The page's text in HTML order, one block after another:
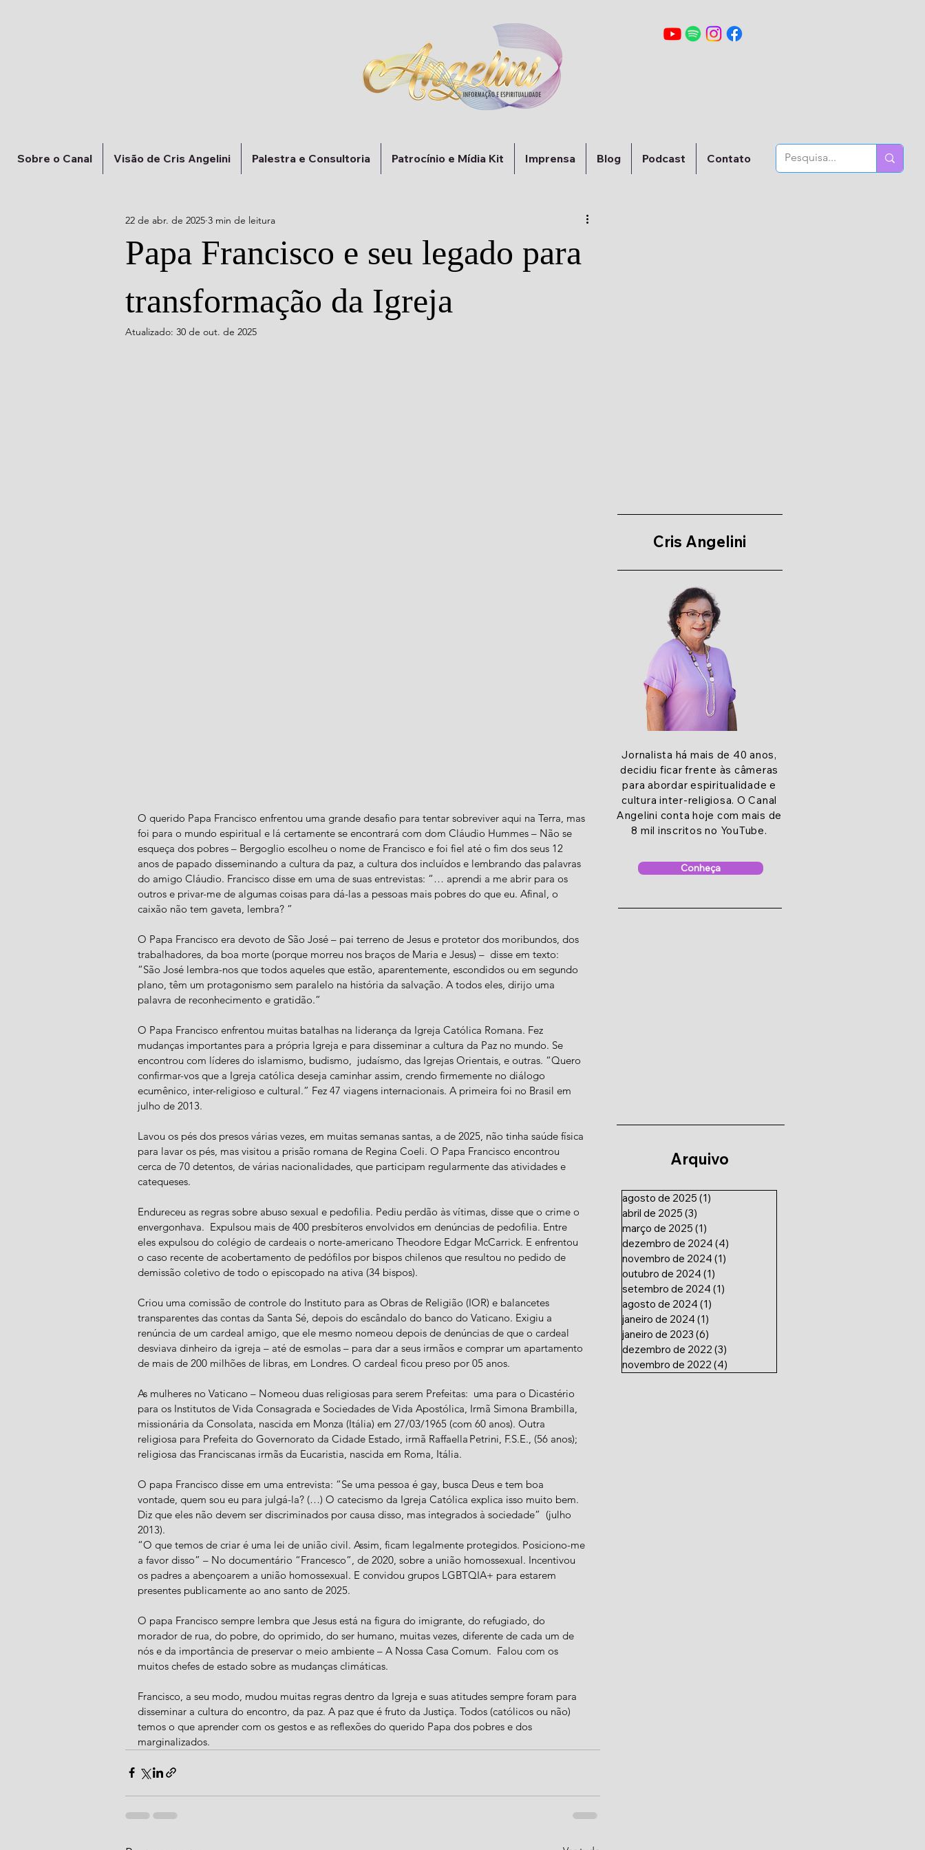
Sobre o Canal Visão de Cris Angelini Palestra e Consultoria Patrocínio e Mídia Kit Imprensa Blog Podcast Contato
Papa Francisco e seu legado para
transformação da Igreja
22 de abr. de 2025 3 min de leitura
Atualizado: 30 de out. de 2025
O querido Papa Francisco enfrentou uma grande desafio para tentar sobreviver aqui na Terra, mas
foi para o mundo espiritual e lá certamente se encontrará com dom Cláudio Hummes – Não se
esqueça dos pobres – Bergoglio escolheu o nome de Francisco e foi fiel até o fim dos seus 12
anos de papado disseminando a cultura da paz, a cultura dos incluídos e lembrando das palavras
do amigo Cláudio. Francisco disse em uma de suas entrevistas: “… aprendi a me abrir para os
outros e privar-me de algumas coisas para dá-las a pessoas mais pobres do que eu. Afinal, o
caixão não tem gaveta, lembra? ”
O Papa Francisco era devoto de São José – pai terreno de Jesus e protetor dos moribundos, dos
trabalhadores, da boa morte (porque morreu nos braços de Maria e Jesus) –  disse em texto:
“São José lembra-nos que todos aqueles que estão, aparentemente, escondidos ou em segundo
plano, têm um protagonismo sem paralelo na história da salvação. A todos eles, dirijo uma
palavra de reconhecimento e gratidão.”
O Papa Francisco enfrentou muitas batalhas na liderança da Igreja Católica Romana. Fez
mudanças importantes para a própria Igreja e para disseminar a cultura da Paz no mundo. Se
encontrou com líderes do islamismo, budismo,  judaísmo, das Igrejas Orientais, e outras. “Quero
confirmar-vos que a Igreja católica deseja caminhar assim, crendo firmemente no diálogo
ecumênico, inter-religioso e cultural.” Fez 47 viagens internacionais. A primeira foi no Brasil em
julho de 2013.
Lavou os pés dos presos várias vezes, em muitas semanas santas, a de 2025, não tinha saúde física
para lavar os pés, mas visitou a prisão romana de Regina Coeli. O Papa Francisco encontrou
cerca de 70 detentos, de várias nacionalidades, que participam regularmente das atividades e
catequeses.
Endureceu as regras sobre abuso sexual e pedofilia. Pediu perdão às vítimas, disse que o crime o
envergonhava.  Expulsou mais de 400 presbíteros envolvidos em denúncias de pedofilia. Entre
eles expulsou do colégio de cardeais o norte-americano Theodore Edgar McCarrick. E enfrentou
o caso recente de acobertamento de pedófilos por bispos chilenos que resultou no pedido de
demissão coletivo de todo o episcopado na ativa (34 bispos).
Criou uma comissão de controle do Instituto para as Obras de Religião (IOR) e balancetes
transparentes das contas da Santa Sé, depois do escândalo do banco do Vaticano. Exigiu a
renúncia de um cardeal amigo, que ele mesmo nomeou depois de denúncias de que o cardeal
desviava dinheiro da igreja – até de esmolas – para dar a seus irmãos e comprar um apartamento
de mais de 200 milhões de libras, em Londres. O cardeal ficou preso por 05 anos.
As mulheres no Vaticano – Nomeou duas religiosas para serem Prefeitas:  uma para o Dicastério
para os Institutos de Vida Consagrada e Sociedades de Vida Apostólica, Irmã Simona Brambilla,
missionária da Consolata, nascida em Monza (Itália) em 27/03/1965 (com 60 anos). Outra
religiosa para Prefeita do Governorato da Cidade Estado, irmã Raffaella Petrini, F.S.E., (56 anos);
religiosa das Franciscanas irmãs da Eucaristia, nascida em Roma, Itália.
O papa Francisco disse em uma entrevista: “Se uma pessoa é gay, busca Deus e tem boa
vontade, quem sou eu para julgá-la? (…) O catecismo da Igreja Católica explica isso muito bem.
Diz que eles não devem ser discriminados por causa disso, mas integrados à sociedade”  (julho
2013).
“O que temos de criar é uma lei de união civil. Assim, ficam legalmente protegidos. Posiciono-me
a favor disso” – No documentário “Francesco”, de 2020, sobre a união homossexual. Incentivou
os padres a abençoarem a união homossexual. E convidou grupos LGBTQIA+ para estarem
presentes publicamente ao ano santo de 2025.
O papa Francisco sempre lembra que Jesus está na figura do imigrante, do refugiado, do
morador de rua, do pobre, do oprimido, do ser humano, muitas vezes, diferente de cada um de
nós e da importância de preservar o meio ambiente – A Nossa Casa Comum.  Falou com os
muitos chefes de estado sobre as mudanças climáticas.
Francisco, a seu modo, mudou muitas regras dentro da Igreja e suas atitudes sempre foram para
disseminar a cultura do encontro, da paz. A paz que é fruto da Justiça. Todos (católicos ou não)
temos o que aprender com os gestos e as reflexões do querido Papa dos pobres e dos
marginalizados.
Cris Angelini
Jornalista há mais de 40 anos,
decidiu ficar frente às câmeras
para abordar espiritualidade e
cultura inter-religiosa. O Canal
Angelini conta hoje com mais de
8 mil inscritos no YouTube.
Conheça
Arquivo
agosto de 2025 (1)
abril de 2025 (3)
março de 2025 (1)
dezembro de 2024 (4)
novembro de 2024 (1)
outubro de 2024 (1)
setembro de 2024 (1)
agosto de 2024 (1)
janeiro de 2024 (1)
janeiro de 2023 (6)
dezembro de 2022 (3)
novembro de 2022 (4)